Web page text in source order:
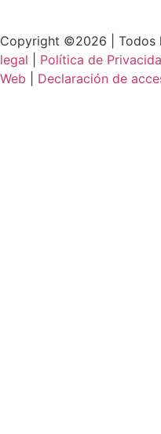
Copyright ©2026 | Todos
legal
Política de
Web
Declaración de